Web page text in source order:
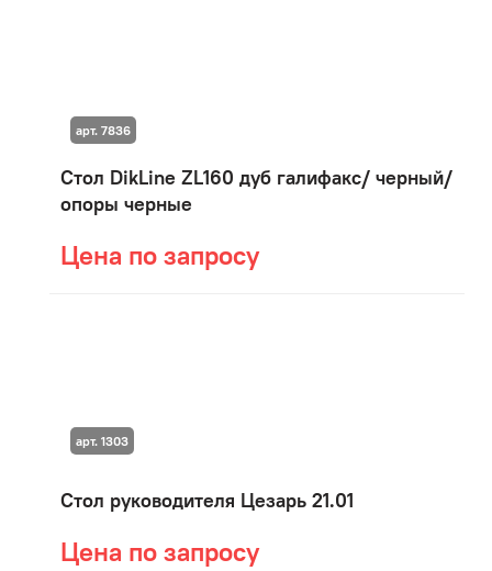
Стол DikLine ZL160 дуб галифакс/ черный/
опоры черные
Цена по запросу
арт. 7836
Стол руководителя Цезарь 21.01
Цена по запросу
арт. 1303